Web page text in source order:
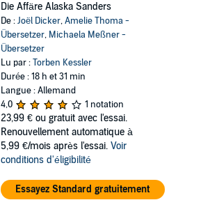
Die Affäre Alaska Sanders
De :Joël Dicker,Amelie Thoma -
Übersetzer, Michaela Meßner -
Übersetzer
Lu par :Torben Kessler
Durée : 18 h et 31 min
Langue : Allemand
4,0
1 notation
23,99 € ou gratuit avec l'essai.
Renouvellement automatique à
5,99 €/mois après l'essai. Voir
conditions d'éligibilité
Essayez Standard gratuitement